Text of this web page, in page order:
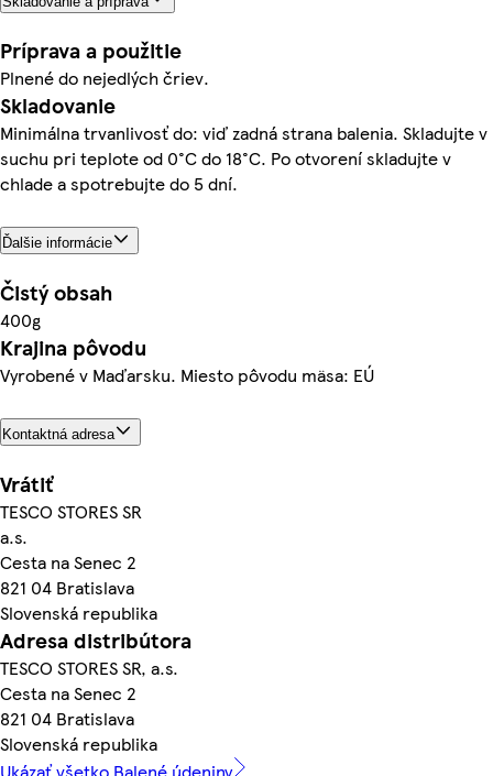
Príprava a použitie
Plnené do nejedlých čriev.
Skladovanie
Minimálna trvanlivosť do: viď zadná strana balenia. Skladujte v
suchu pri teplote od 0°C do 18°C. Po otvorení skladujte v
chlade a spotrebujte do 5 dní.
Ďalšie informácie
Čistý obsah
400g
Krajina pôvodu
Vyrobené v Maďarsku. Miesto pôvodu mäsa: EÚ
Kontaktná adresa
Vrátiť
TESCO STORES SR
a.s.
Cesta na Senec 2
821 04 Bratislava
Slovenská republika
Adresa distribútora
TESCO STORES SR, a.s.
Cesta na Senec 2
821 04 Bratislava
Slovenská republika